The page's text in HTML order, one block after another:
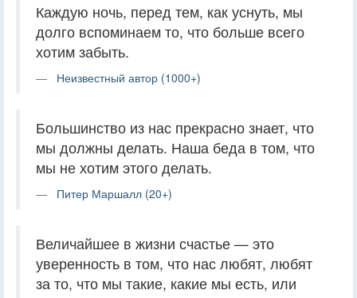
Каждую ночь, перед тем, как уснуть, мы
долго вспоминаем то, что больше всего
хотим забыть.
Неизвестный автор (1000+)
Большинство из нас прекрасно знает, что
мы должны делать. Наша беда в том, что
мы не хотим этого делать.
Питер Маршалл (20+)
Величайшее в жизни счастье — это
уверенность в том, что нас любят, любят
за то, что мы такие, какие мы есть, или